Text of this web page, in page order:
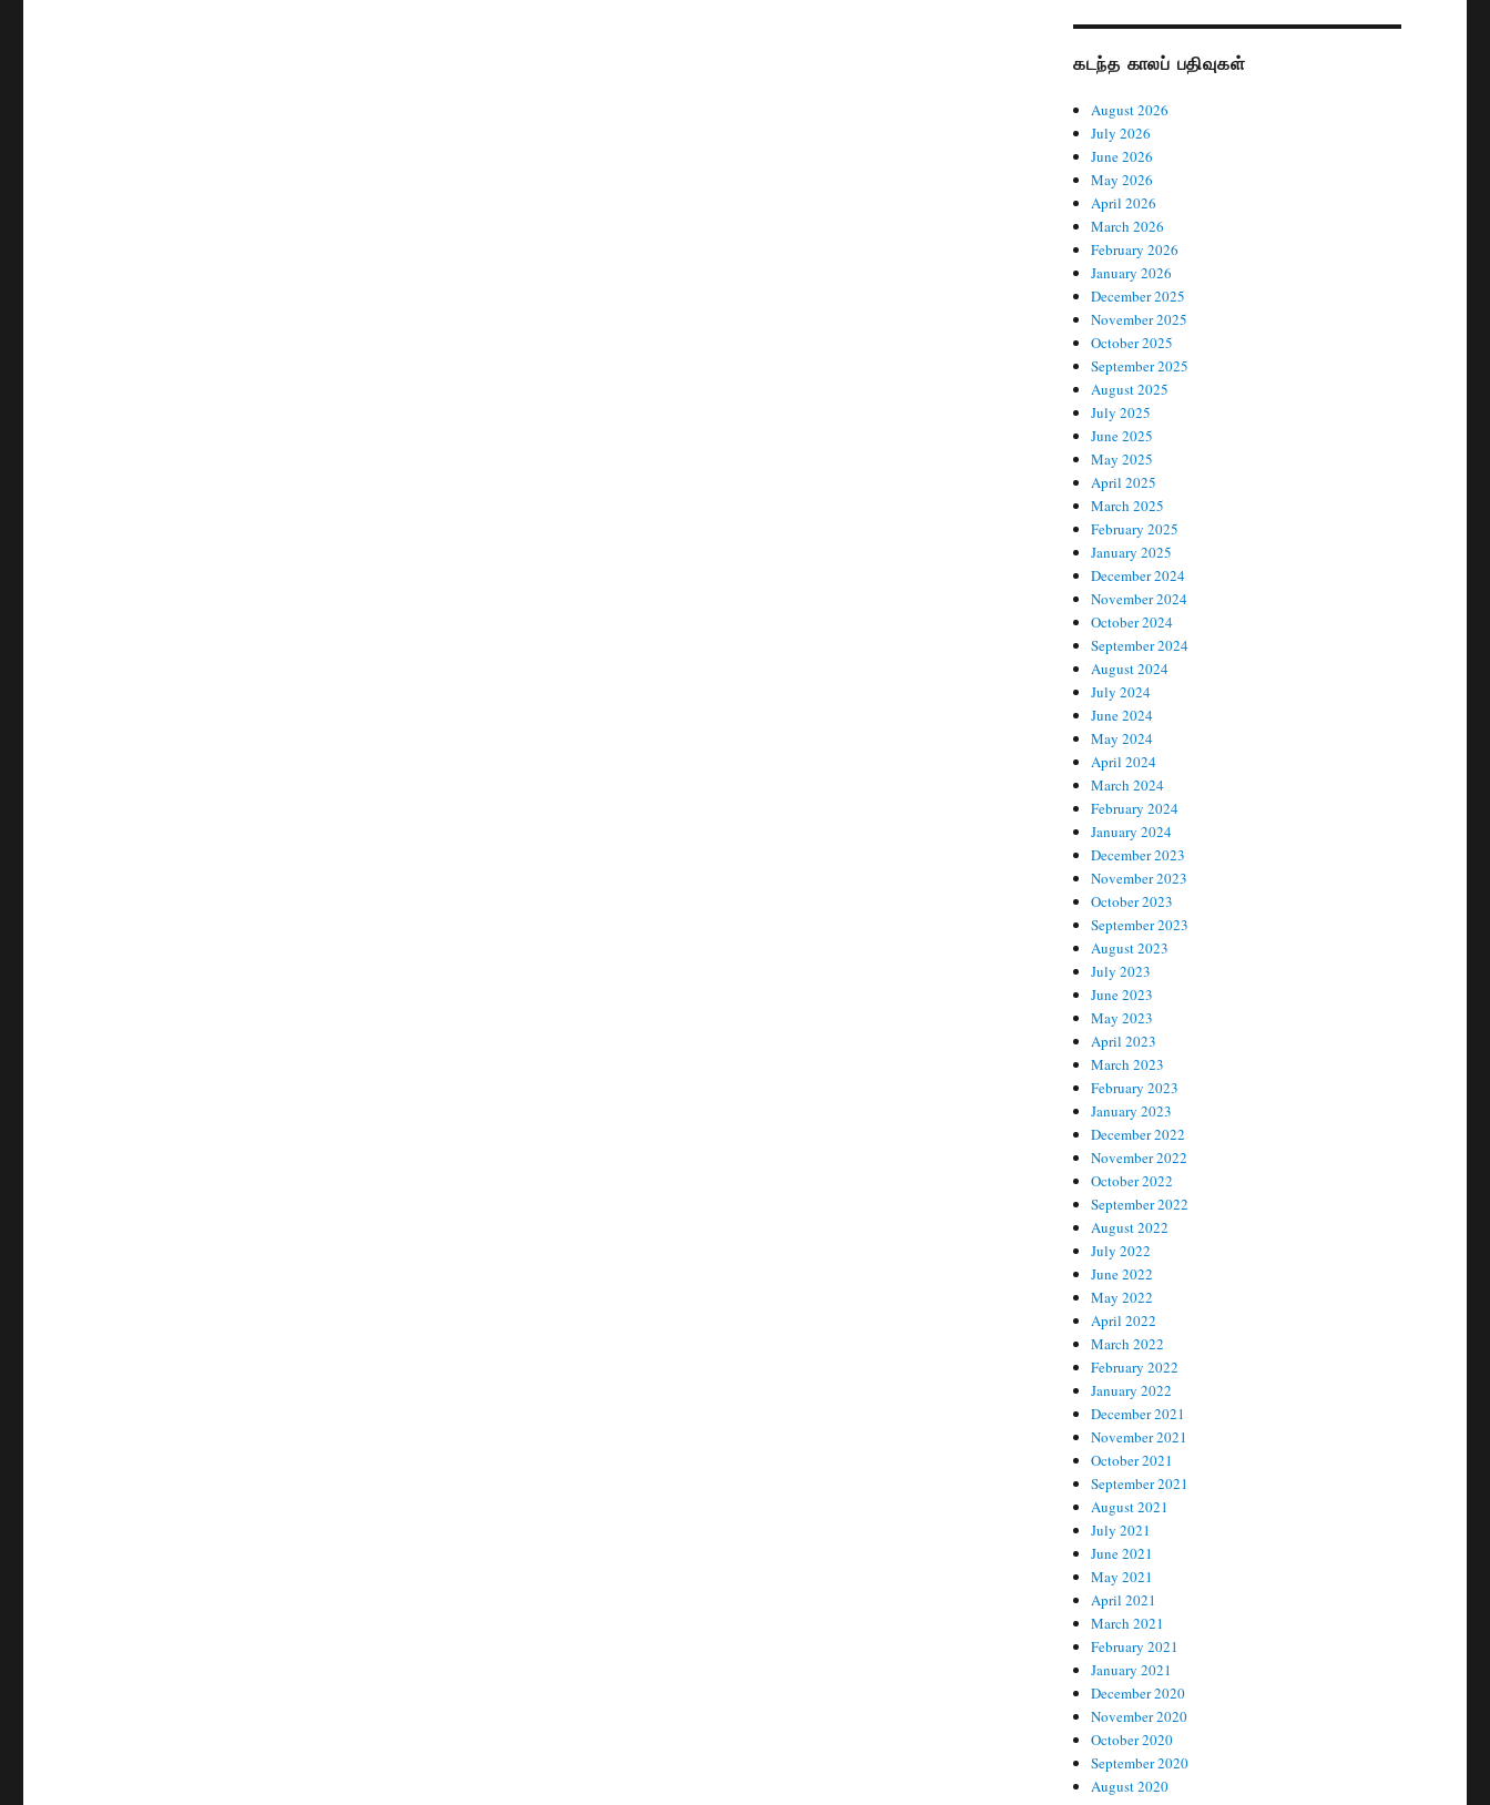
கடந்த காலப் பதிவுகள்
August 2026
July 2026
June 2026
May 2026
April 2026
March 2026
February 2026
January 2026
December 2025
November 2025
October 2025
September 2025
August 2025
July 2025
June 2025
May 2025
April 2025
March 2025
February 2025
January 2025
December 2024
November 2024
October 2024
September 2024
August 2024
July 2024
June 2024
May 2024
April 2024
March 2024
February 2024
January 2024
December 2023
November 2023
October 2023
September 2023
August 2023
July 2023
June 2023
May 2023
April 2023
March 2023
February 2023
January 2023
December 2022
November 2022
October 2022
September 2022
August 2022
July 2022
June 2022
May 2022
April 2022
March 2022
February 2022
January 2022
December 2021
November 2021
October 2021
September 2021
August 2021
July 2021
June 2021
May 2021
April 2021
March 2021
February 2021
January 2021
December 2020
November 2020
October 2020
September 2020
August 2020